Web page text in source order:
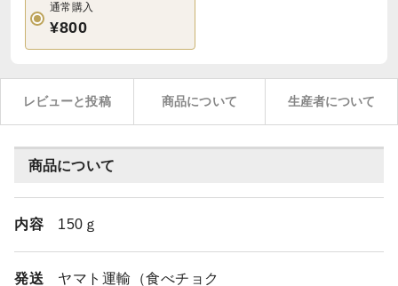
通常購入
¥800
レビューと投稿 商品について 生産者について
商品について
内容 150ｇ
発送
ヤマト運輸（食べチョク